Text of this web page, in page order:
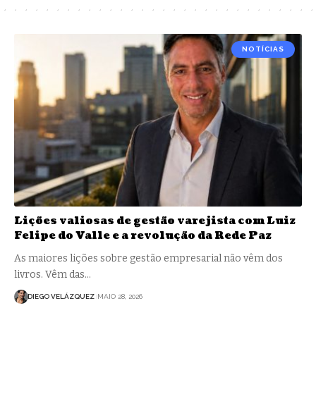
NOTÍCIAS
Lições valiosas de gestão varejista com Luiz
Felipe do Valle e a revolução da Rede Paz
As maiores lições sobre gestão empresarial não vêm dos
livros. Vêm das…
DIEGO VELÁZQUEZ MAIO 28, 2026